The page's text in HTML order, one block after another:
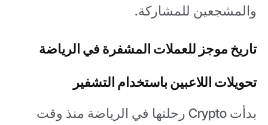
والمشجعين للمشاركة.
تاريخ موجز للعملات المشفرة في الرياضة
تحويلات اللاعبين باستخدام التشفير
بدأت Crypto رحلتها في الرياضة منذ وقت